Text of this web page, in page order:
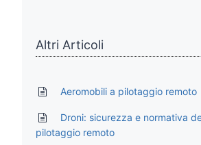
Altri Articoli
Aeromobili a pilotaggio remoto
Droni: sicurezza e normativa
pilotaggio remoto